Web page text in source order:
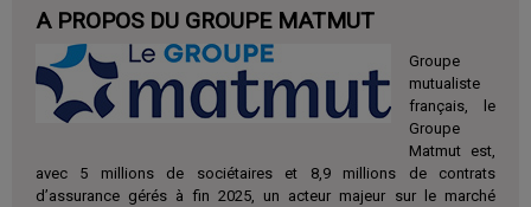
A PROPOS DU GROUPE MATMUT
Groupe
mutualiste
français, le
Groupe
Matmut est,
avec 5 millions de sociétaires et 8,9 millions de contrats
d’assurance gérés à fin 2025, un acteur majeur sur le marché